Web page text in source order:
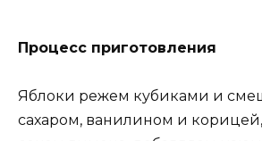
Процесс приготовления
Яблоки режем кубиками и
сахаром, ванилином и